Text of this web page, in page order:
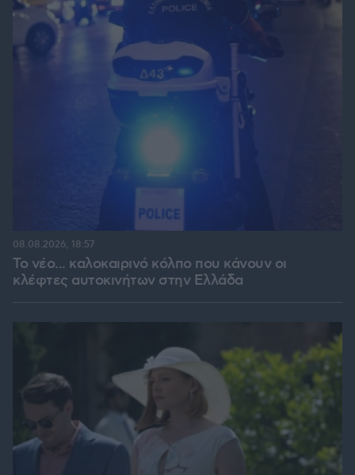
Το νέο... καλοκαιρινό κόλπο που κάνουν οι
κλέφτες αυτοκινήτων στην Ελλάδα
08.08.2026, 18:57